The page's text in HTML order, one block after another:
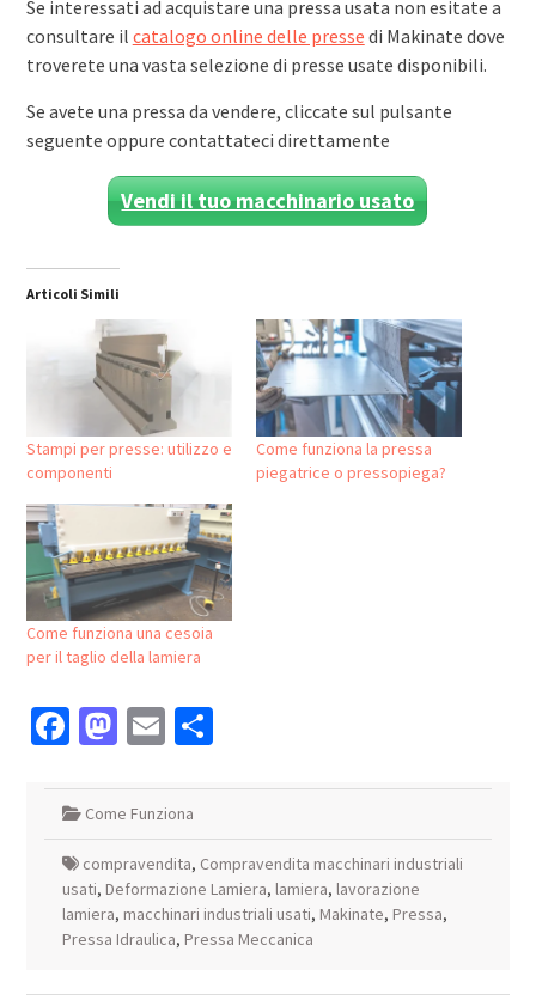
Se interessati ad acquistare una pressa usata non esitate a
consultare il catalogo online delle presse di Makinate dove
troverete una vasta selezione di presse usate disponibili.
Se avete una pressa da vendere, cliccate sul pulsante
seguente oppure contattateci direttamente
Vendi il tuo macchinario usato
Articoli Simili
Stampi per presse: utilizzo e
componenti
Come funziona la pressa
piegatrice o pressopiega?
Come funziona una cesoia
per il taglio della lamiera
Facebook
Mastodon
EmailCondividi
Come Funziona
compravendita, Compravendita macchinari industriali
usati, Deformazione Lamiera, lamiera, lavorazione
lamiera, macchinari industriali usati, Makinate, Pressa,
Pressa Idraulica, Pressa Meccanica